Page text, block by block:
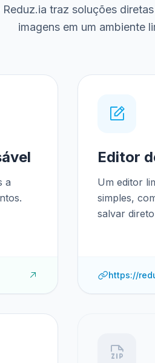
Reduz.ia traz soluções
imagens em um ambiente
a
Editor
Um editor
simples,
salvar
https://